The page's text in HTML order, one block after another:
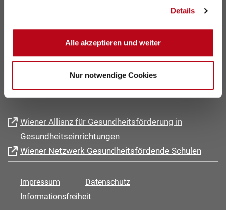
Details
Alle akzeptieren und weiter
Nur notwendige Cookies
Treustraße 35 – 43, Stiege 6, 1. Stock, 1200 Wien
office@wig.or.at
Wiener Allianz für Gesundheitsförderung in
Gesundheitseinrichtungen
Wiener Netzwerk Gesundheitsfördende Schulen
Impressum
Datenschutz
Informationsfreiheit